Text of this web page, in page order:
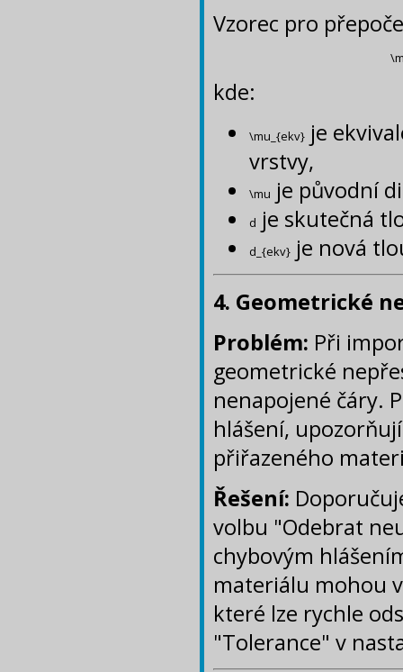
Vzorec pro
kde:
\mu_{ekv} je
vrstvy,
\mu je původní
d je skutečná
d_{ekv} je nová
4. Geometrické
Problém: Při
geometrické
nenapojené čáry.
hlášení,
přiřazeného
Řešení:
volbu "Odebrat
chybovým
materiálu mohou
které lze rychle
"Tolerance" v